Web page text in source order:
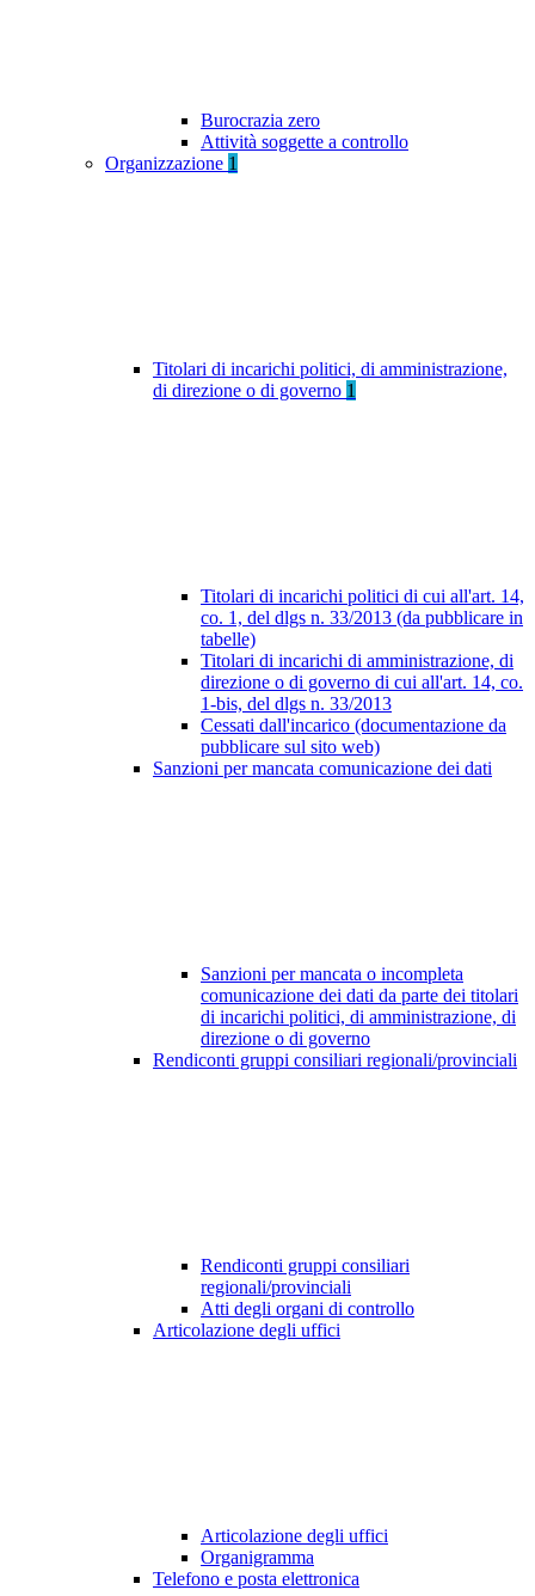
Burocrazia zero
Attività soggette a controllo
Organizzazione 1
Titolari di incarichi politici, di amministrazione,
di direzione o di governo 1
Titolari di incarichi politici di cui all'art. 14,
co. 1, del dlgs n. 33/2013 (da pubblicare in
tabelle)
Titolari di incarichi di amministrazione, di
direzione o di governo di cui all'art. 14, co.
1-bis, del dlgs n. 33/2013
Cessati dall'incarico (documentazione da
pubblicare sul sito web)
Sanzioni per mancata comunicazione dei dati
Sanzioni per mancata o incompleta
comunicazione dei dati da parte dei titolari
di incarichi politici, di amministrazione, di
direzione o di governo
Rendiconti gruppi consiliari regionali/provinciali
Rendiconti gruppi consiliari
regionali/provinciali
Atti degli organi di controllo
Articolazione degli uffici
Articolazione degli uffici
Organigramma
Telefono e posta elettronica